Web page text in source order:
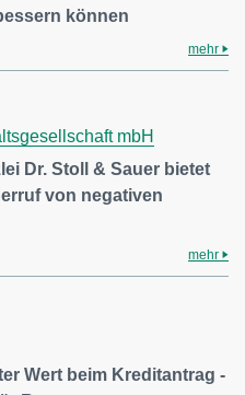
können
mehr
mbH
Dr. Stoll & Sauer bietet
von negativen
mehr
Wert beim Kreditantrag -